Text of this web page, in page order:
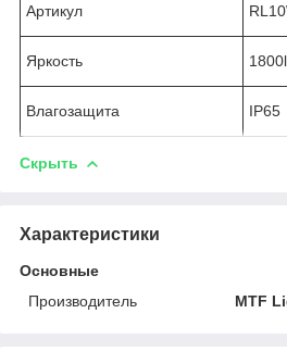
Артикул
Яркость
Влагозащита IP65
Скрыть
Характеристики
Основные
Производитель
MTF